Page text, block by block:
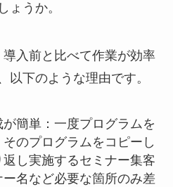
ょうか。
入前と比べて作業が効率
以下のような理由です。
簡単：一度プログラムを
のプログラムをコピーし
し実施するセミナー集客
名など必要な箇所のみ差